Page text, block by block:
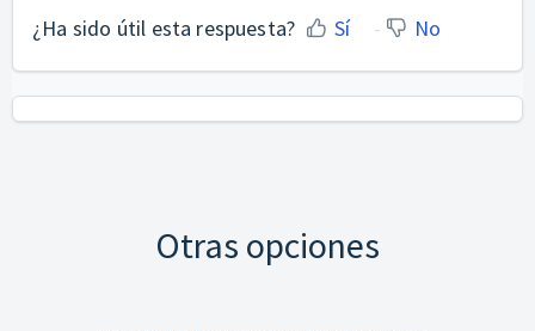
¿Ha sido útil esta respuesta? Sí No
Otras opciones